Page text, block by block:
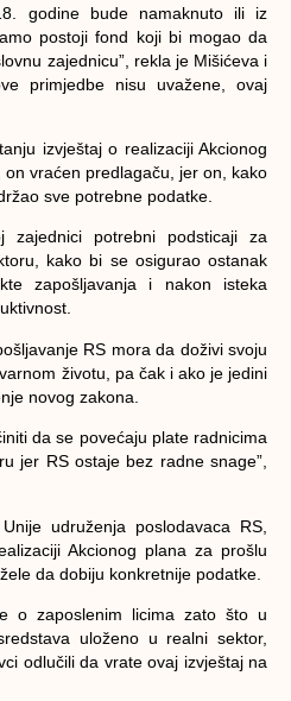
godine bude namaknuto ili iz
postoji fond koji bi mogao da
zajednicu”, rekla je Mišićeva i
primjedbe nisu uvažene, ovaj
izvještaj o realizaciji Akcionog
vraćen predlagaču, jer on, kako
sve potrebne podatke.
potrebni podsticaji za
kako bi se osigurao ostanak
zapošljavanja i nakon isteka
RS mora da doživi svoju
životu, pa čak i ako je jedini
novog zakona.
da se povećaju plate radnicima
jer RS ostaje bez radne snage”,
udruženja poslodavaca RS,
Akcionog plana za prošlu
da dobiju konkretnije podatke.
o zaposlenim licima zato što u
uloženo u realni sektor,
odlučili da vrate ovaj izvještaj na